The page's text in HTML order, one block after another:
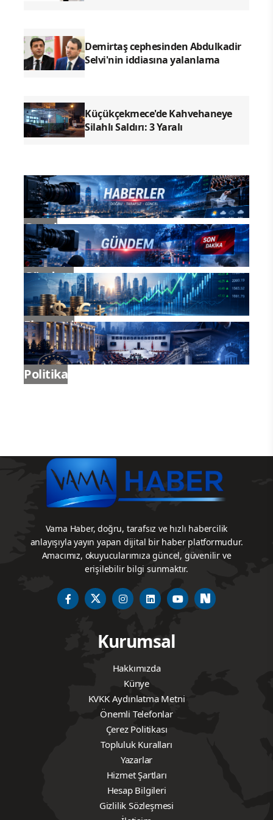
Demirtaş cephesinden Abdulkadir
Selvi'nin iddiasına yalanlama
Küçükçekmece'de Kahvehaneye
Silahlı Saldırı: 3 Yaralı
Genel
Gündem
Ekonomi
Politika
Vama Haber, doğru, tarafsız ve hızlı habercilik
anlayışıyla yayın yapan dijital bir haber platformudur.
Amacımız, okuyucularımıza güncel, güvenilir ve
erişilebilir bilgi sunmaktır.
Kurumsal
Hakkımızda
Künye
KVKK Aydınlatma Metni
Önemli Telefonlar
Çerez Politikası
Topluluk Kuralları
Yazarlar
Hizmet Şartları
Hesap Bilgileri
Gizlilik Sözleşmesi